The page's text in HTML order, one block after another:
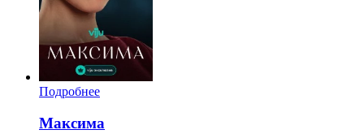
Подробнее
Максима